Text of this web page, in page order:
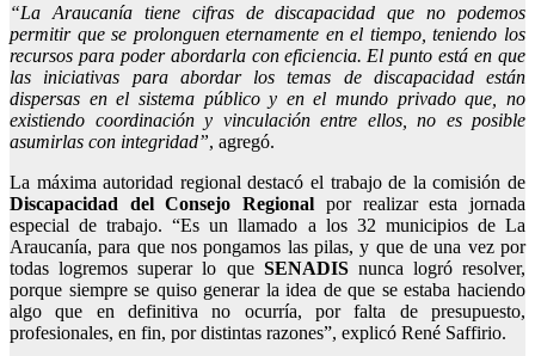
“La Araucanía tiene cifras de discapacidad que no podemos
permitir que se prolonguen eternamente en el tiempo, teniendo los
recursos para poder abordarla con eficiencia. El punto está en que
las iniciativas para abordar los temas de discapacidad están
dispersas en el sistema público y en el mundo privado que, no
existiendo coordinación y vinculación entre ellos, no es posible
asumirlas con integridad”, agregó.
La máxima autoridad regional destacó el trabajo de la comisión de
Discapacidad del Consejo Regional por realizar esta jornada
especial de trabajo. “Es un llamado a los 32 municipios de La
Araucanía, para que nos pongamos las pilas, y que de una vez por
todas logremos superar lo que SENADISnunca logró resolver,
porque siempre se quiso generar la idea de que se estaba haciendo
algo que en definitiva no ocurría, por falta de presupuesto,
profesionales, en fin, por distintas razones”, explicó René Saffirio.